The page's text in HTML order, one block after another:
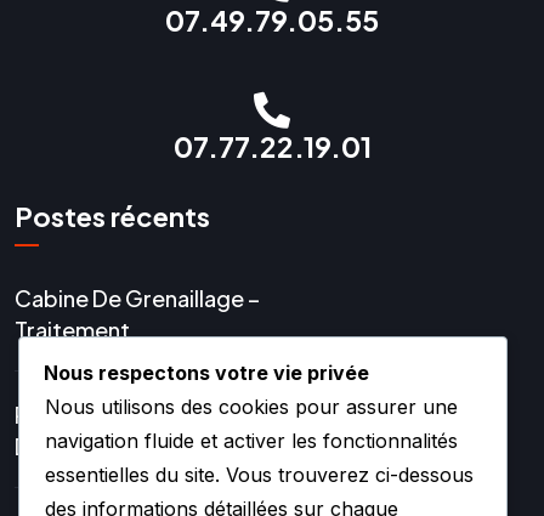
07.49.79.05.55
07.77.22.19.01
Postes récents
Cabine De Grenaillage –
Traitement
Réparation Et Rénovation
De Turbo
Nous respectons votre vie privée
Nous utilisons des cookies pour assurer une
navigation fluide et activer les fonctionnalités
essentielles du site. Vous trouverez ci-dessous
des informations détaillées sur chaque